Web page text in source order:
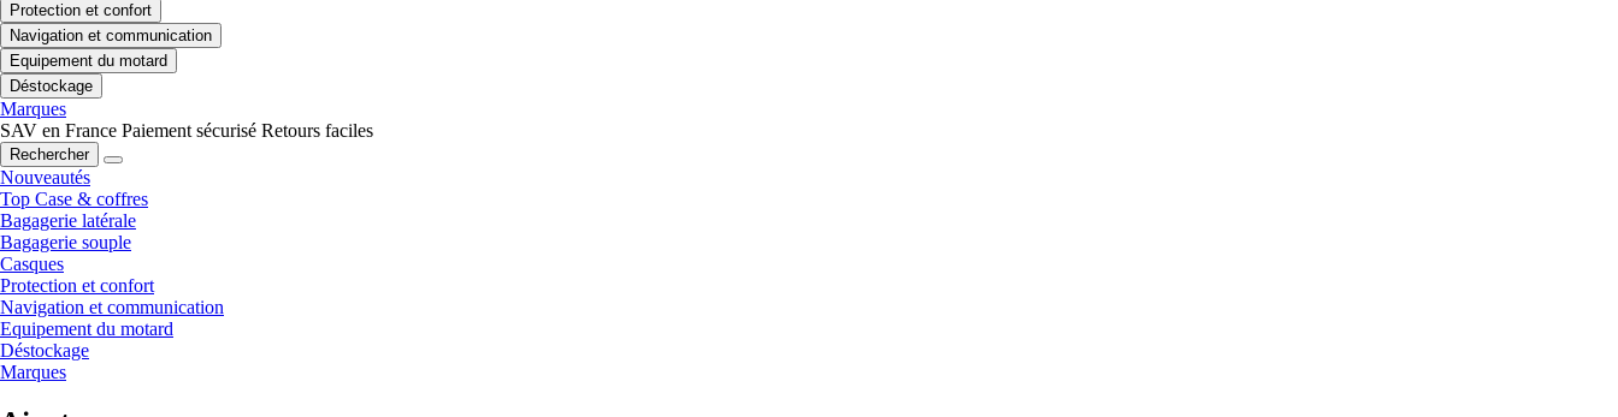
Protection et confort
Navigation et communication
Equipement du motard
Déstockage
Marques
SAV en France Paiement sécurisé Retours faciles
Rechercher
Nouveautés
Top Case & coffres
Bagagerie latérale
Bagagerie souple
Casques
Protection et confort
Navigation et communication
Equipement du motard
Déstockage
Marques